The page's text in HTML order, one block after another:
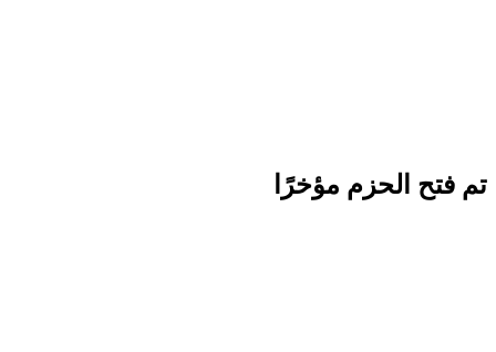
تم فتح الحزم مؤخرًا